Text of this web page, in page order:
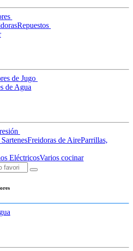
Repuestos
de Jugo
de Agua
Freidoras de AireParrillas,
EléctricosVarios cocinar